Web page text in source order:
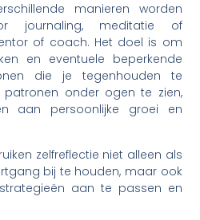
manieren worden
journaling, meditatie of
of coach. Het doel is om
en eventuele beperkende
die je tegenhouden te
patronen onder ogen te zien,
aan persoonlijke groei en
zelfreflectie niet alleen als
bij te houden, maar ook
aan te passen en